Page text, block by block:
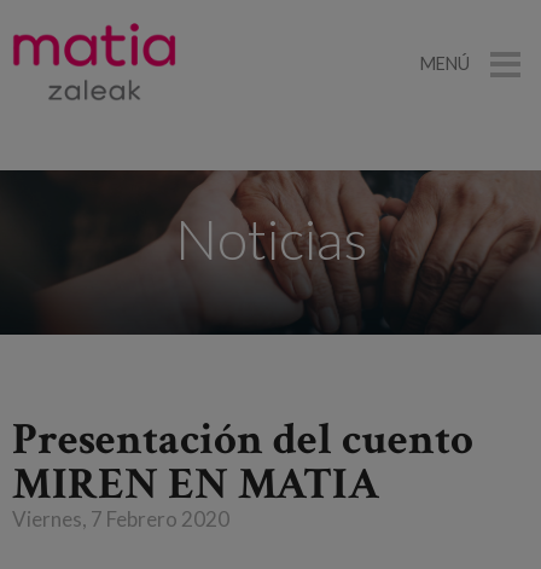
Noticias
Presentación del cuento
MIREN EN MATIA
Viernes, 7 Febrero 2020
MENÚ